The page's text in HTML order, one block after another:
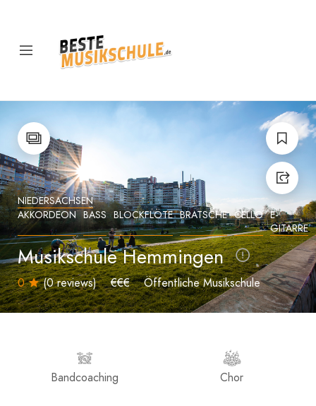
NIEDERSACHSEN
AKKORDEON BASS BLOCKFLÖTE BRATSCHE CELLO E-
GITARRE
Musikschule Hemmingen
0 (0 reviews) €€€ Öffentliche Musikschule
Bandcoaching Chor